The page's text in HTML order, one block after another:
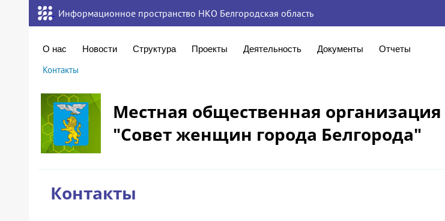
Информационное пространство НКО Белгородская область
О нас Новости Структура Проекты Деятельность Документы Отчеты
Контакты
Местная общественная организация
"Совет женщин города Белгорода"
Контакты